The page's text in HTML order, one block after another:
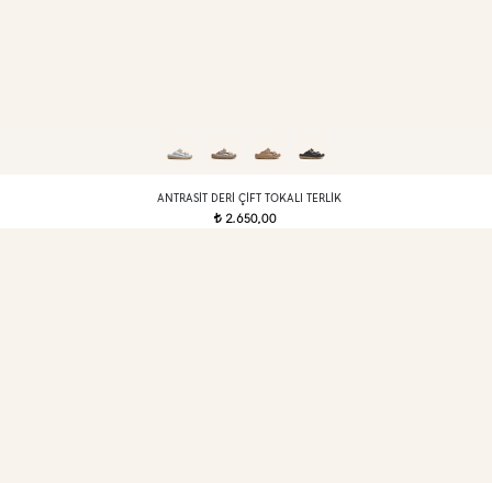
ANTRASIT DERI ÇIFT TOKALI TERLIK
t2.650,00